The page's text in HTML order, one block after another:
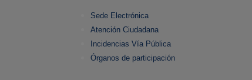
Sede Electrónica
Atención Ciudadana
Incidencias Vía Pública
Órganos de participación